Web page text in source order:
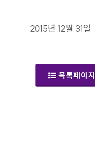
2015년 12월 31일
목록페이지